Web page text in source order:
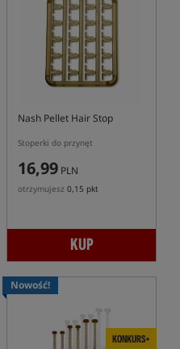
Nash Pellet Hair Stop
Stoperki do przynęt
16,99 PLN
otrzymujesz 0,15 pkt
KUP
Nowość!
KONKURS+